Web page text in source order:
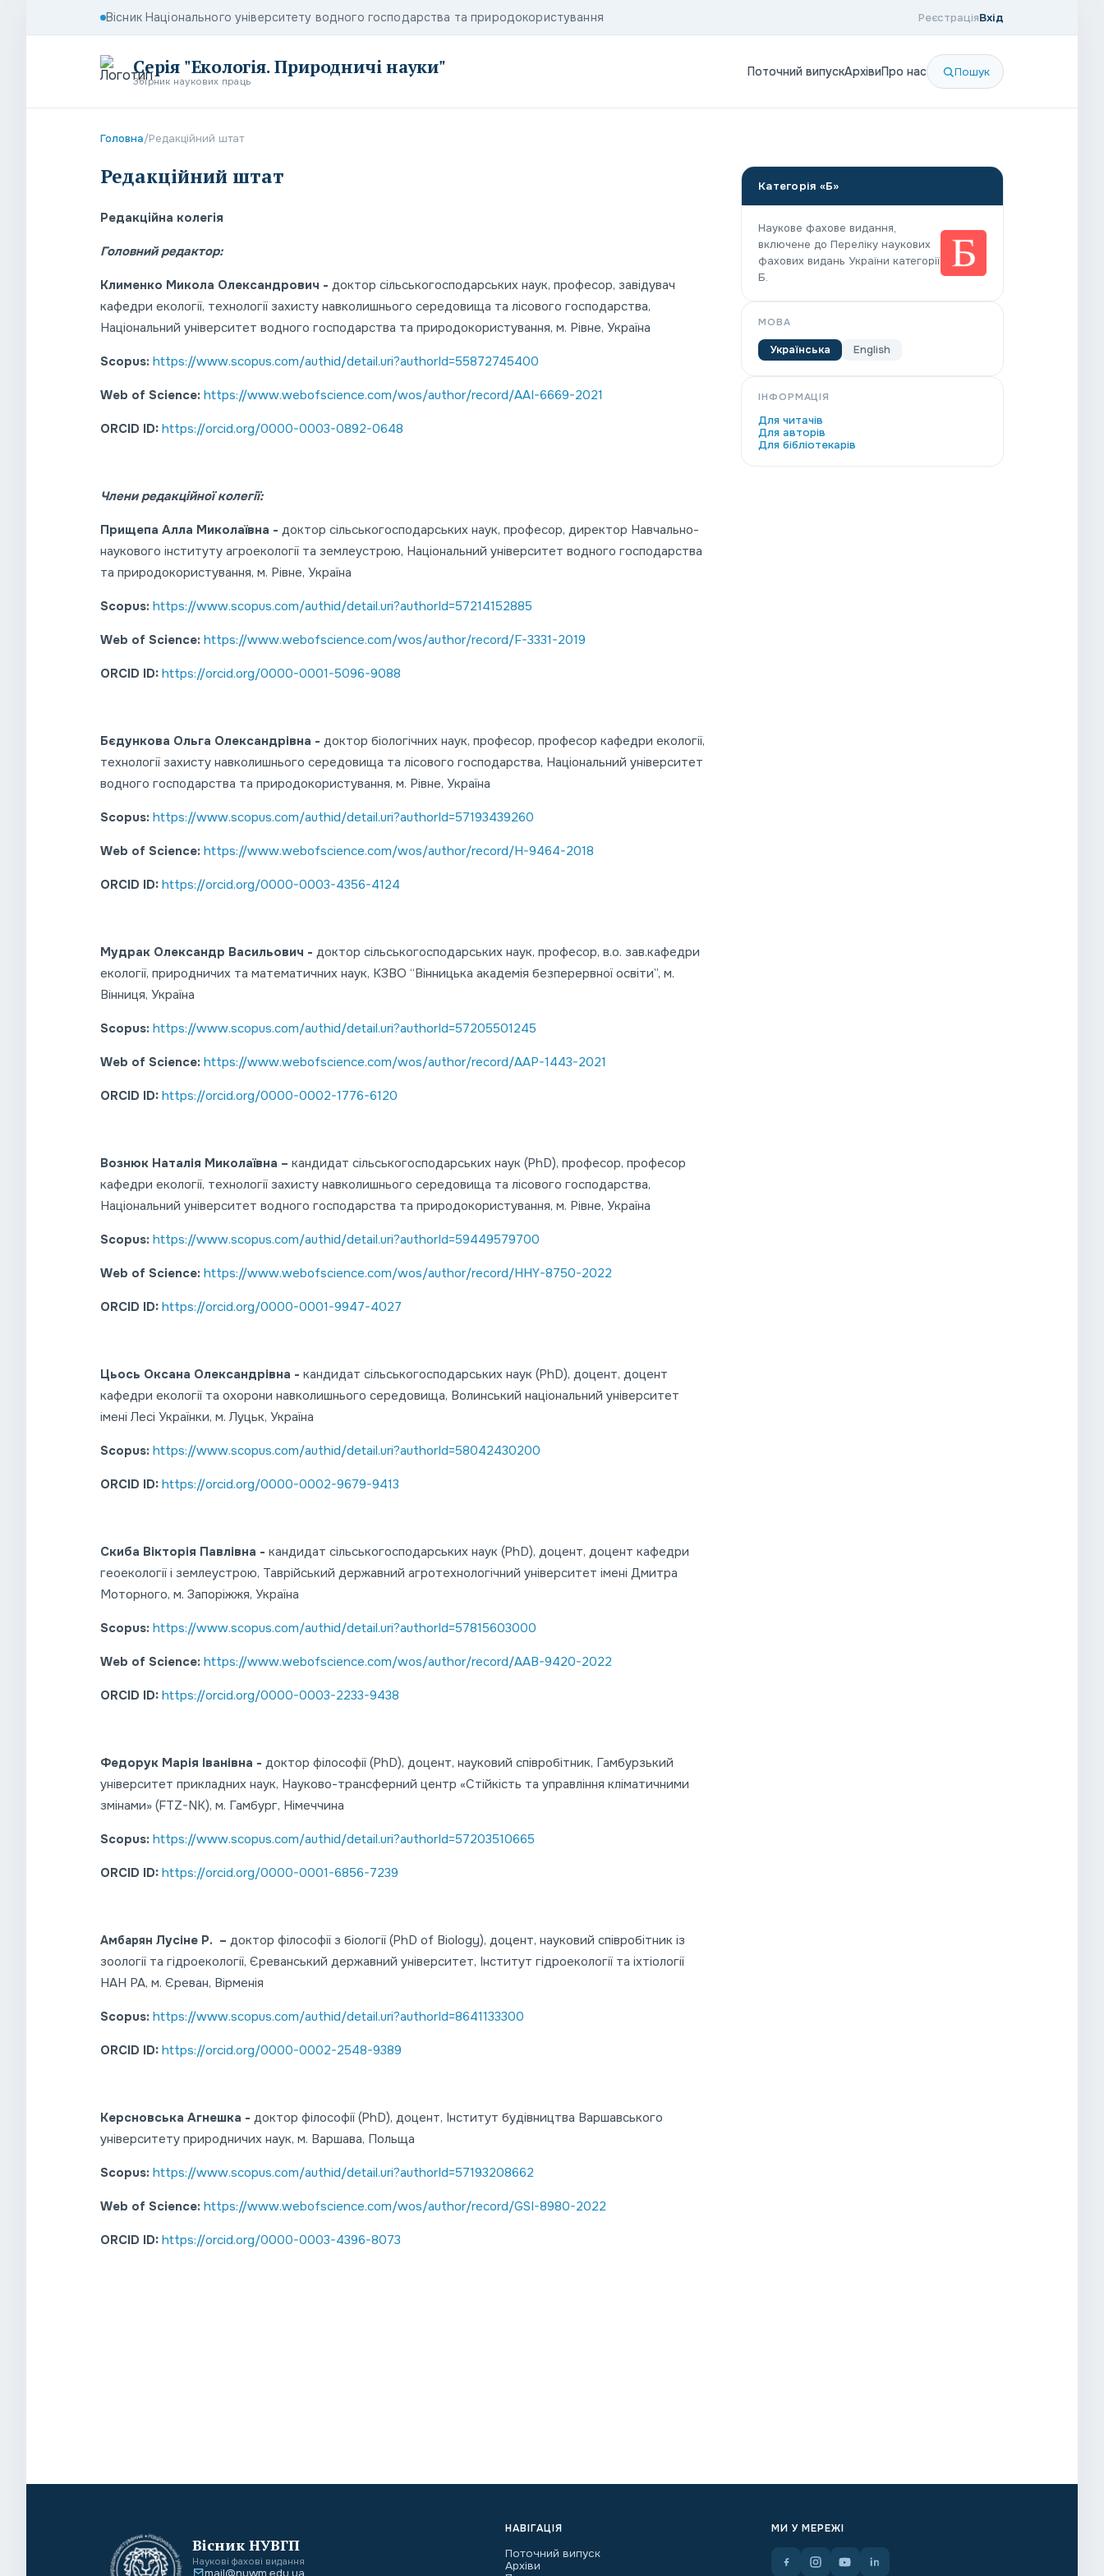
Вісник Національного університету водного господарства та природокористування РеєстраціяВхід
Серія "Екологія. Природничі науки"
Збірник наукових праць
Поточний випускАрхівиПро нас Пошук
Головна/Редакційний штат
Редакційний штат
Редакцiйна колегiя
Головний редактор:
Клименко Микола Олександрович - доктор сільськогосподарських наук, професор, завідувач
кафедри екології, технології захисту навколишнього середовища та лісового господарства,
Національний університет водного господарства та природокористування, м. Рівне, Україна
Scopus: https://www.scopus.com/authid/detail.uri?authorId=55872745400
Web of Science: https://www.webofscience.com/wos/author/record/AAI-6669-2021
ORCID ID: https://orcid.org/0000-0003-0892-0648
Члени редакційної колегії:
Прищепа Алла Миколаївна - доктор сільськогосподарських наук, професор, директор Навчально-
наукового інституту агроекології та землеустрою, Національний університет водного господарства
та природокористування, м. Рівне, Україна
Scopus: https://www.scopus.com/authid/detail.uri?authorId=57214152885
Web of Science: https://www.webofscience.com/wos/author/record/F-3331-2019
ORCID ID: https://orcid.org/0000-0001-5096-9088
Бєдункова Ольга Олександрівна - доктор біологічних наук, професор, професор кафедри екології,
технології захисту навколишнього середовища та лісового господарства, Національний університет
водного господарства та природокористування, м. Рівне, Україна
Scopus: https://www.scopus.com/authid/detail.uri?authorId=57193439260
Web of Science: https://www.webofscience.com/wos/author/record/H-9464-2018
ORCID ID: https://orcid.org/0000-0003-4356-4124
Мудрак Олександр Васильович - доктор сільськогосподарських наук, професор, в.о. зав.кафедри
екології, природничих та математичних наук, КЗВО “Вінницька академія безперервної освіти”, м.
Вінниця, Україна
Scopus: https://www.scopus.com/authid/detail.uri?authorId=57205501245
Web of Science: https://www.webofscience.com/wos/author/record/AAP-1443-2021
ORCID ID: https://orcid.org/0000-0002-1776-6120
Вознюк Наталія Миколаївна – кандидат сільськогосподарських наук (PhD), професор, професор
кафедри екології, технології захисту навколишнього середовища та лісового господарства,
Національний університет водного господарства та природокористування, м. Рівне, Україна
Scopus: https://www.scopus.com/authid/detail.uri?authorId=59449579700
Web of Science: https://www.webofscience.com/wos/author/record/HHY-8750-2022
ORCID ID: https://orcid.org/0000-0001-9947-4027
Цьось Оксана Олександрівна - кандидат сільськогосподарських наук (PhD), доцент, доцент
кафедри екології та охорони навколишнього середовища, Волинський національний університет
імені Лесі Українки, м. Луцьк, Україна
Scopus: https://www.scopus.com/authid/detail.uri?authorId=58042430200
ORCID ID: https://orcid.org/0000-0002-9679-9413
Скиба Вікторія Павлівна - кандидат сільськогосподарських наук (PhD), доцент, доцент кафедри
геоекології і землеустрою, Таврійський державний агротехнологічний університет імені Дмитра
Моторного, м. Запоріжжя, Україна
Scopus: https://www.scopus.com/authid/detail.uri?authorId=57815603000
Web of Science: https://www.webofscience.com/wos/author/record/AAB-9420-2022
ORCID ID: https://orcid.org/0000-0003-2233-9438
Федорук Марія Іванівна - доктор філософії (PhD), доцент, науковий співробітник, Гамбурзький
університет прикладних наук, Науково-трансферний центр «Стійкість та управління кліматичними
змінами» (FTZ-NK), м. Гамбург, Німеччина
Scopus: https://www.scopus.com/authid/detail.uri?authorId=57203510665
ORCID ID: https://orcid.org/0000-0001-6856-7239
Амбарян Лусіне Р. – доктор філософії з біології (PhD of Biology), доцент, науковий співробітник із
зоології та гідроекології, Єреванський державний університет, Інститут гідроекології та іхтіології
НАН РА, м. Єреван, Вірменія
Scopus: https://www.scopus.com/authid/detail.uri?authorId=8641133300
ORCID ID: https://orcid.org/0000-0002-2548-9389
Керcновська Агнешка - доктор філософії (PhD), доцент, Інститут будівництва Варшавського
університету природничих наук, м. Варшава, Польща
Scopus: https://www.scopus.com/authid/detail.uri?authorId=57193208662
Web of Science: https://www.webofscience.com/wos/author/record/GSI-8980-2022
ORCID ID: https://orcid.org/0000-0003-4396-8073
Категорія «Б»
Наукове фахове видання,
включене до Переліку наукових
фахових видань України категорії
Б.
МОВА
Українська English
ІНФОРМАЦІЯ
Для читачів
Для авторів
Для бібліотекарів
Вісник НУВГП
Наукові фахові видання
mail@nuwm.edu.ua
НАВІГАЦІЯ
Поточний випуск
Архіви
МИ У МЕРЕЖІ